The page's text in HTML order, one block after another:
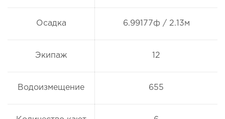
Осадка 6.99177ф / 2.13м
Экипаж 12
Водоизмещение 655